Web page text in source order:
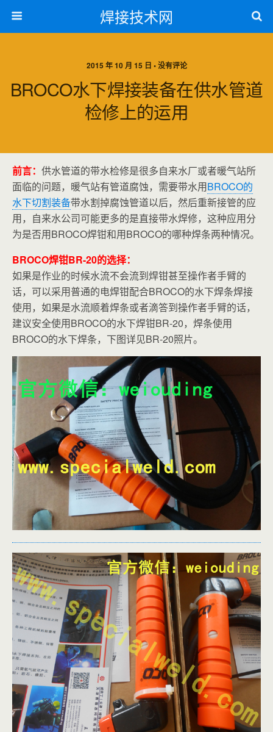
焊接技术网
2015 年 10 月 15 日 • 没有评论
BROCO水下焊接装备在供水管道
检修上的运用
前言： 供水管道的带水检修是很多自来水厂或者暖气站所
面临的问题，暖气站有管道腐蚀，需要带水用BROCO的
水下切割装备带水割掉腐蚀管道以后，然后重新接管的应
用，自来水公司可能更多的是直接带水焊修，这种应用分
为是否用BROCO焊钳和用BROCO的哪种焊条两种情况。
BROCO焊钳BR-20的选择：
如果是作业的时候水流不会流到焊钳甚至操作者手臂的
话，可以采用普通的电焊钳配合BROCO的水下焊条焊接
使用，如果是水流顺着焊条或者滴答到操作者手臂的话，
建议安全使用BROCO的水下焊钳BR-20，焊条使用
BROCO的水下焊条，下图详见BR-20照片。